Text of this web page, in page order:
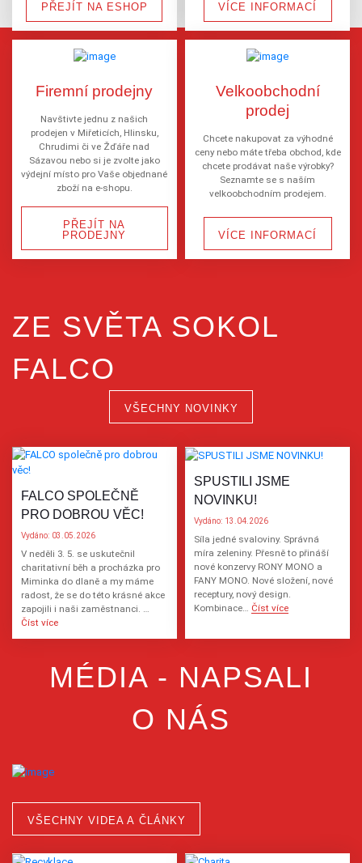
PŘEJÍT NA ESHOP VÍCE INFORMACÍ
Firemní prodejny
Navštivte jednu z našich
prodejen v Miřeticích, Hlinsku,
Chrudimi či ve Žďáře nad
Sázavou nebo si je zvolte jako
výdejní místo pro Vaše objednané
zboží na e-shopu.
PŘEJÍT NA
PRODEJNY
Velkoobchodní
prodej
Chcete nakupovat za výhodné
ceny nebo máte třeba obchod, kde
chcete prodávat naše výrobky?
Seznamte se s naším
velkoobchodním prodejem.
VÍCE INFORMACÍ
ZE SVĚTA SOKOL
FALCO
VŠECHNY NOVINKY
FALCO SPOLEČNĚ
PRO DOBROU VĚC!
Vydáno: 03.05.2026
V neděli 3. 5. se uskutečnil
charitativní běh a procházka pro
Miminka do dlaně a my máme
radost, že se do této krásné akce
zapojili i naši zaměstnanci. …
Číst více
SPUSTILI JSME
NOVINKU!
Vydáno: 13.04.2026
Síla jedné svaloviny. Správná
míra zeleniny. Přesně to přináší
nové konzervy RONY MONO a
FANY MONO. Nové složení, nové
receptury, nový design.
Kombinace… Číst více
MÉDIA - NAPSALI
O NÁS
VŠECHNY VIDEA A ČLÁNKY